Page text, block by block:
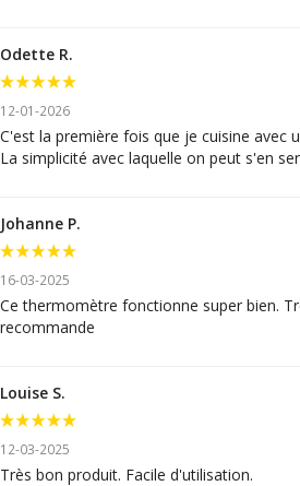
Odette R.
12-01-2026
C'est la première fois que je cuisine avec
La simplicité avec laquelle on peut s'en
Johanne P.
16-03-2025
Ce thermomètre fonctionne super bien.
recommande
Louise S.
12-03-2025
Très bon produit. Facile d'utilisation.